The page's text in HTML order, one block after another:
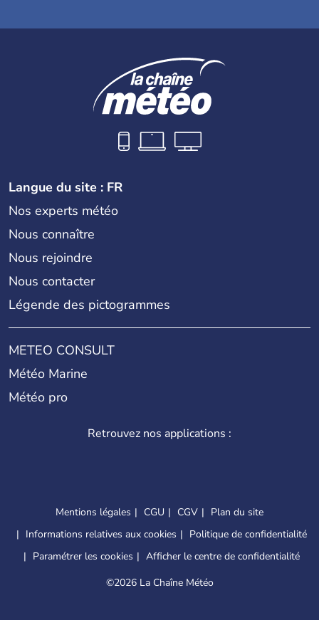
Langue du site : FR
Nos experts météo
Nous connaître
Nous rejoindre
Nous contacter
Légende des pictogrammes
METEO CONSULT
Météo Marine
Météo pro
Retrouvez nos applications :
Mentions légales CGU CGV
Plan du site
Informations relatives aux cookies
Politique de confidentialité
Paramétrer les cookies
Afficher le centre de confidentialité
©2026 La Chaîne Météo